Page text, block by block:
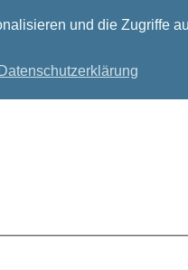
und die Zugriffe
Datenschutzerklärung